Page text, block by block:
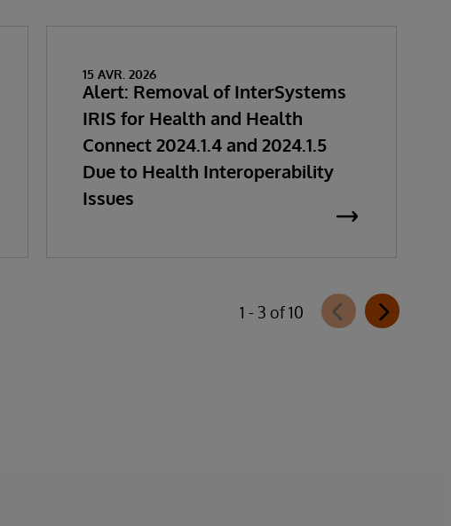
15 AVR. 2026
Alert: Removal of InterSystems
IRIS for Health and Health
Connect 2024.1.4 and 2024.1.5
Due to Health Interoperability
Issues
1 - 3 of 10